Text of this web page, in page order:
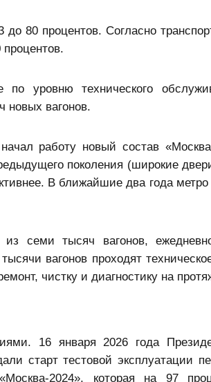
80 процентов. Согласно
уровню технического
новых вагонов.
работу новый состав
поколения (широкие
В ближайшие два года
семи тысяч вагонов,
вагонов проходят
чистку и диагностику на
16 января 2026 года
старт тестовой эксплуатации
2024», которая на 97